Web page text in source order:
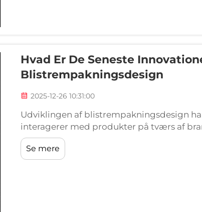
Hvad Er De Seneste
Blistrempakningsdesign
2025-12-26 10:31:00
Udviklingen af blistrempakningsdesign
interagerer med produkter på tværs af
forbrugerelektronik. Moderne
funktionalitet med brugercentrerede
Se mere